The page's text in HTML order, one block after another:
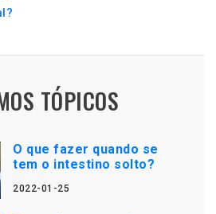
TÓPICOS
O que fazer quando se
tem o intestino solto?
2022-01-25